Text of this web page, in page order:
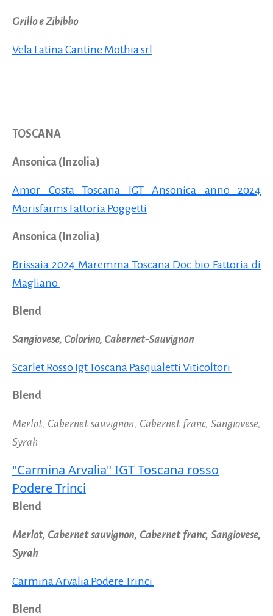
Grillo e Zibibbo
Vela Latina Cantine Mothia srl
TOSCANA
Ansonica (Inzolia)
Amor Costa Toscana IGT Ansonica anno 2024
Morisfarms Fattoria Poggetti
Ansonica (Inzolia)
Brissaia 2024 Maremma Toscana Doc bio Fattoria di
Magliano
Blend
Sangiovese, Colorino, Cabernet-Sauvignon
Scarlet Rosso Igt Toscana Pasqualetti Viticoltori
Blend
Merlot, Cabernet sauvignon, Cabernet franc, Sangiovese,
Syrah
"Carmina Arvalia" IGT Toscana rosso
Podere Trinci
Blend
Merlot, Cabernet sauvignon, Cabernet franc, Sangiovese,
Syrah
Carmina Arvalia Podere Trinci
Blend